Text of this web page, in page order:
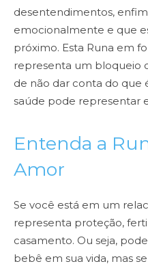
desentendimentos,
emocionalmente e que
próximo. Esta Runa em
representa um bloqueio
de não dar conta do que
saúde pode representar
Entenda a
Amor
Se você está em um
representa proteção,
casamento. Ou seja,
bebê em sua vida, mas